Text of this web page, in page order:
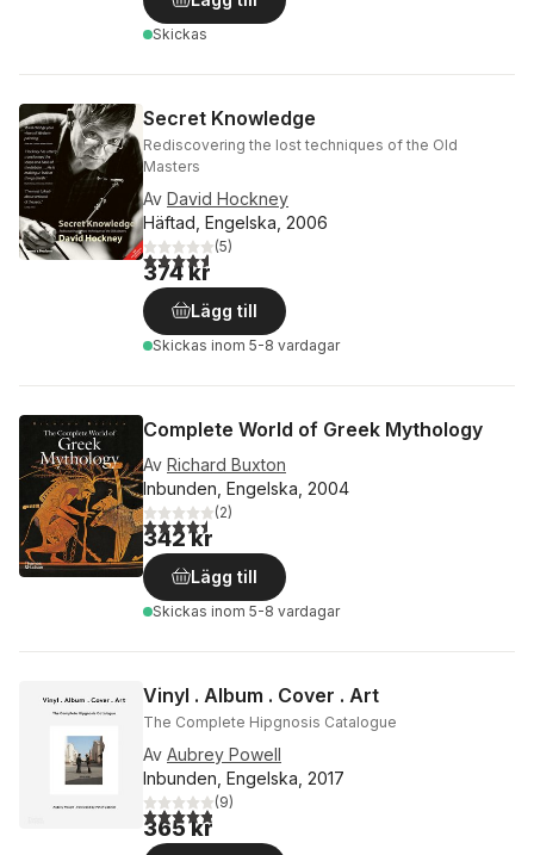
Skickas
Secret Knowledge
Rediscovering the lost techniques of the Old
Masters
Av David Hockney
Häftad, Engelska, 2006
4,6utav 5 stjärnor. Totalt antal röster:
(5)
374 kr
Lägg till
Skickas inom 5-8 vardagar
Complete World of Greek Mythology
Av Richard Buxton
Inbunden, Engelska, 2004
4,5utav 5 stjärnor. Totalt antal röster:
(2)
342 kr
Lägg till
Skickas inom 5-8 vardagar
Vinyl . Album . Cover . Art
The Complete Hipgnosis Catalogue
Av Aubrey Powell
Inbunden, Engelska, 2017
4,8utav 5 stjärnor. Totalt antal röster:
(9)
365 kr